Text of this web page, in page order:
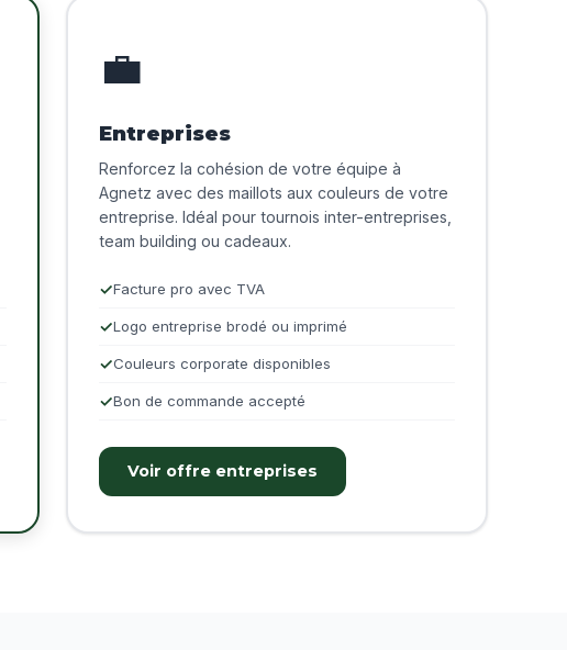
💼
Entreprises
Renforcez la cohésion de votre équipe à
Agnetz avec des maillots aux couleurs de votre
entreprise. Idéal pour tournois inter-entreprises,
team building ou cadeaux.
Facture pro avec TVA
Logo entreprise brodé ou imprimé
Couleurs corporate disponibles
Bon de commande accepté
Voir offre entreprises